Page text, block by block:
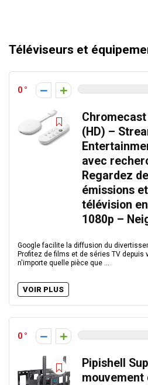
Téléviseurs et
0
(HD) –
avec
Regardez
émissions
télévision
1080p –
Google facilite la diffusion du
Profitez de films et de séries TV depuis
n'importe quelle pièce que ...
VOIR PLUS
0
Pipishell
mouvement